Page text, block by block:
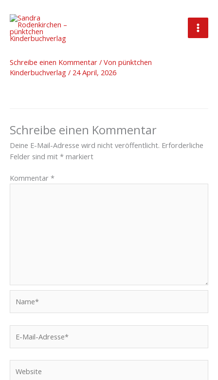
Inhalt
springen
Header Bild 2
Schreibe einen Kommentar / Von pünktchen
Kinderbuchverlag / 24 April, 2026
Schreibe einen Kommentar
Deine E-Mail-Adresse wird nicht veröffentlicht. Erforderliche
Felder sind mit * markiert
Kommentar *
Mail-